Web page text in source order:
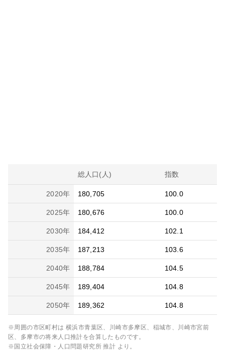
総人口(人) 指数
2020年 180,705 100.0
2025年 180,676 100.0
2030年 184,412 102.1
2035年 187,213 103.6
2040年 188,784 104.5
2045年 189,404 104.8
2050年 189,362 104.8
※周囲の市区町村は 横浜市青葉区、川崎市多摩区、稲城市、川崎市宮前
区、多摩市の将来人口推計を合算したものです。
※国立社会保障・人口問題研究所 推計 より。